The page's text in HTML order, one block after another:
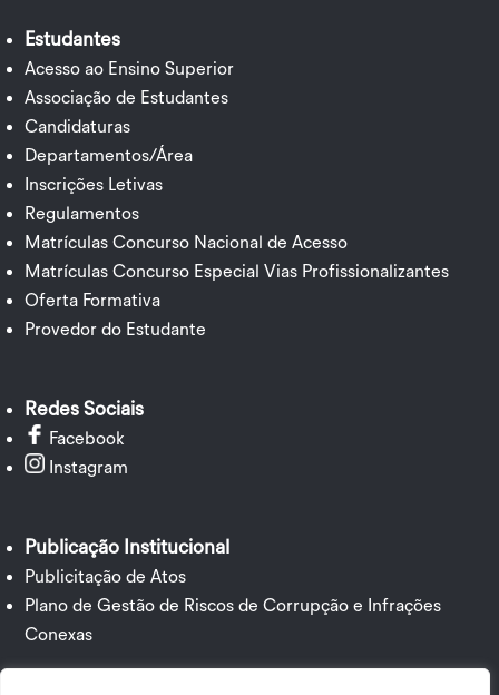
Estudantes
Acesso ao Ensino Superior
Associação de Estudantes
Candidaturas
Departamentos/Área
Inscrições Letivas
Regulamentos
Matrículas Concurso Nacional de Acesso
Matrículas Concurso Especial Vias Profissionalizantes
Oferta Formativa
Provedor do Estudante
Redes Sociais
Facebook
Instagram
Publicação Institucional
Publicitação de Atos
Plano de Gestão de Riscos de Corrupção e Infrações
Conexas